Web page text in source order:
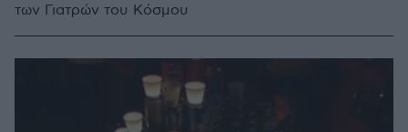
των Γιατρών του Κόσμου